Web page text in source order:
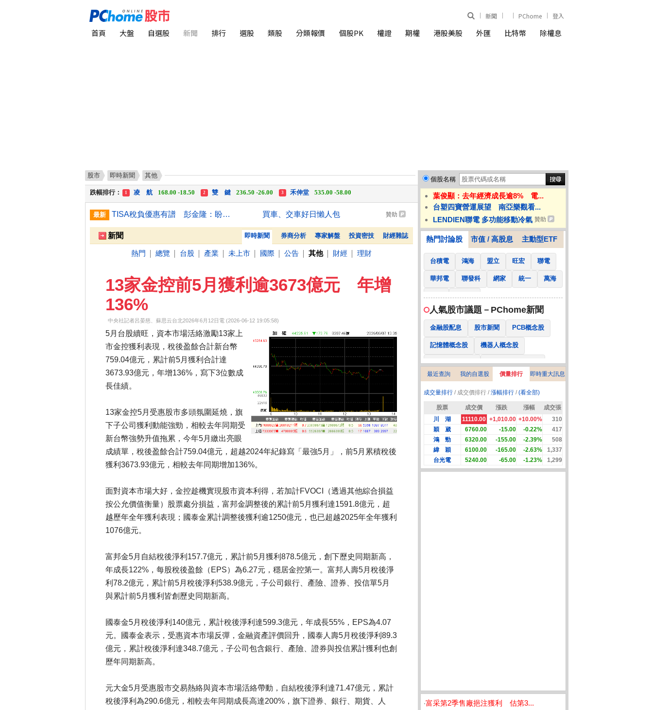
新聞 PChome 登入
首頁 大盤 自選股 新聞 排行 選股 類股 分類報價 個股PK 權證 期權 港股美股 外匯 比特幣 除權息
股市 即時新聞 其他
漲幅排行： 1 川 湖11,110.00 +1,010.00 中化生35.75 +3.25 柏 騰28.15 +2.55
跌幅排行：
1 凌 航 168.00 -18.50 2 雙 鍵 236.50 -26.00 3 禾伸堂
535.00 -58.00
跌停排行：
最新 TISA稅負優惠有譜 彭金隆：盼很快宣布好消息 買車、交車好日懶人包 贊助
熱門 【台股盤後】震盪逾880點 終場失守季線收44225點 買車、交車好日懶人包
贊助
新聞 即時新聞 券商分析 專家解盤 投資密技 財經雜誌
熱門 總覽 台股 產業 未上市 國際 公告 其他 財經 理財
13家金控前5月獲利逾3673億元 年增
136%
中央社記者呂晏慈、蘇思云台北2026年6月12日電 (2026-06-12 19:05:58)
5月台股續旺，資本市場活絡激勵13家上
市金控獲利表現，稅後盈餘合計新台幣
759.04億元，累計前5月獲利合計達
3673.93億元，年增136%，寫下3位數成
長佳績。
13家金控5月受惠股市多頭氛圍延燒，旗
下子公司獲利動能強勁，相較去年同期受
新台幣強勢升值拖累，今年5月繳出亮眼
成績單，稅後盈餘合計759.04億元，超越2024年紀錄寫「最強5月」，前5月累積稅後
獲利3673.93億元，相較去年同期增加136%。
面對資本市場大好，金控趁機實現股市資本利得，若加計FVOCI（透過其他綜合損益
按公允價值衡量）股票處分損益，富邦金調整後的累計前5月獲利達1591.8億元，超
越歷年全年獲利表現；國泰金累計調整後獲利逾1250億元，也已超越2025年全年獲利
1076億元。
富邦金5月自結稅後淨利157.7億元，累計前5月獲利878.5億元，創下歷史同期新高，
年成長122%，每股稅後盈餘（EPS）為6.27元，穩居金控第一。富邦人壽5月稅後淨
利78.2億元，累計前5月稅後淨利538.9億元，子公司銀行、產險、證券、投信單5月
與累計前5月獲利皆創歷史同期新高。
國泰金5月稅後淨利140億元，累計稅後淨利達599.3億元，年成長55%，EPS為4.07
元。國泰金表示，受惠資本市場反彈，金融資產評價回升，國泰人壽5月稅後淨利89.3
億元，累計稅後淨利達348.7億元，子公司包含銀行、產險、證券與投信累計獲利也創
歷年同期新高。
元大金5月受惠股市交易熱絡與資本市場活絡帶動，自結稅後淨利達71.47億元，累計
稅後淨利為290.6億元，相較去年同期成長高達200%，旗下證券、銀行、期貨、人
個股名稱
葉俊顯：去年經濟成長逾8% 電...
台塑四寶營運展望 南亞樂觀看...
LENDIEN聯電 多功能移動冷氣 贊助
熱門討論股 市值 / 高股息 主動型ETF
台積電 鴻海 盟立 旺宏 聯電
華邦電 聯發科 網家 統一 萬海
南亞 國泰金
人氣股市議題－PChome新聞
金融股配息 股市新聞 PCB概念股
記憶體概念股 機器人概念股
低軌衛星概念股 CPO、BBU概念股
2025金融股配息 AI眼鏡概念股
降息概念股 儲能概念股 甲骨文概念股
股東會紀念品
最近查詢 我的自選股 價量排行 即時重大訊息
成交量排行/ 成交價排行 /漲幅排行/(看全部)
股票 成交價 漲跌 漲幅
成交張
川 湖
11110.00 +1,010.00 +10.00%
310
穎 崴
6760.00 -15.00 -0.22%
417
鴻 勁
6320.00 -155.00 -2.39%
508
緯 穎
6100.00 -165.00 -2.63%
1,337
台光電
5240.00 -65.00 -1.23% 1,299
‧富采第2季售廠挹注獲利 估第3...